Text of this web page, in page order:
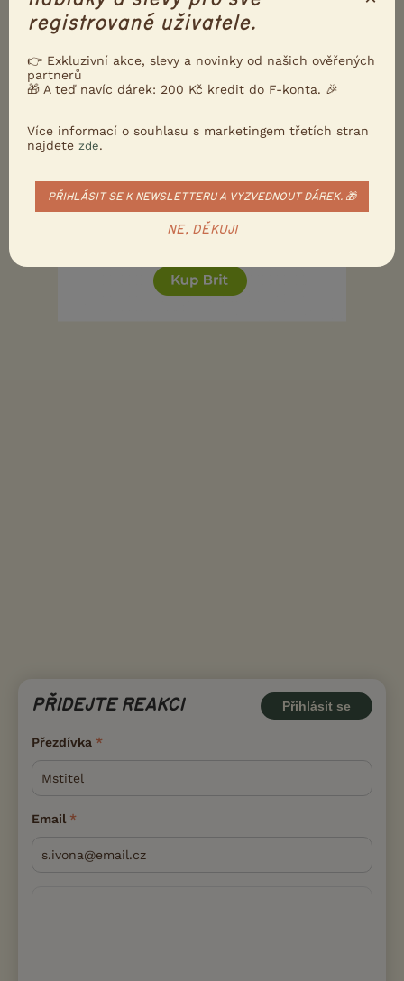
10.1.2019 11:29
Mě jeden pes spí zásadně v boudě v ložnici, druhej
před boudou.
Nahlásit
Citovat
PŘIDEJTE REAKCI Přihlásit se
Přezdívka
Email
registrované uživatele.
👉 Exkluzivní akce, slevy a novinky od našich ověřených
partnerů
🎁 A teď navíc dárek: 200 Kč kredit do F-konta. 🎉
Více informací o souhlasu s marketingem třetích stran
najdete zde.
PŘIHLÁSIT SE K NEWSLETTERU A VYZVEDNOUT DÁREK. 🎁
NE, DĚKUJI